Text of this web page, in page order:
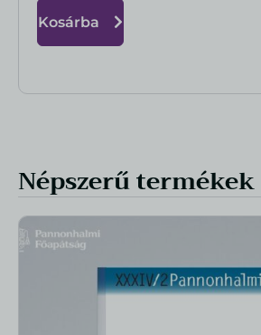
Kosárba
Népszerű termékek